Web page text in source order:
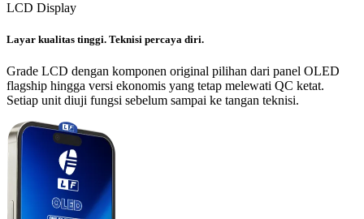
LCD Display
Layar kualitas tinggi. Teknisi percaya diri.
Grade LCD dengan komponen original pilihan dari panel OLED
flagship hingga versi ekonomis yang tetap melewati QC ketat.
Setiap unit diuji fungsi sebelum sampai ke tangan teknisi.